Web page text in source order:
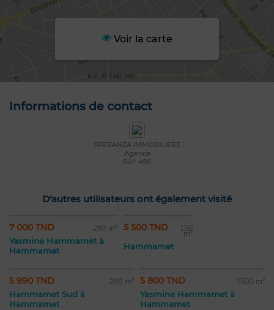
Voir la carte
Informations de contact
SPERANZA IMMOBILIERE
Agence
Réf: 496
D'autres utilisateurs ont également visité
7 000 TND 280 m²
Yasmine Hammamet à
Hammamet
5 500 TND 150
m²
Hammamet
5 990 TND 280 m²
Hammamet Sud à
Hammamet
5 800 TND 1500 m²
Yasmine Hammamet à
Hammamet